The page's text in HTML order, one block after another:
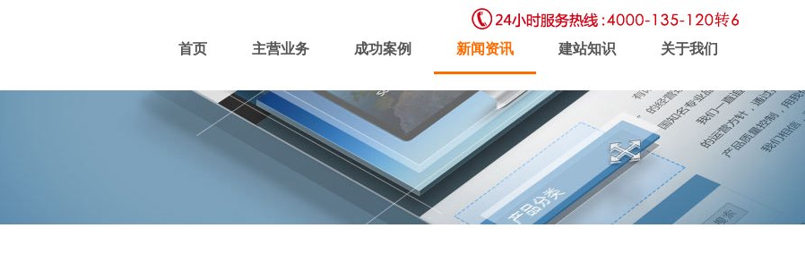
首页 主营业务 成功案例 新闻资讯 建站知识 关于我们
域名注册 虚拟主机 企业邮局 软件开发